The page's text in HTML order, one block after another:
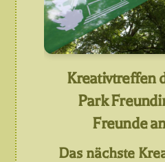
Kreativtreffen
Park
Freunde
Das nächste